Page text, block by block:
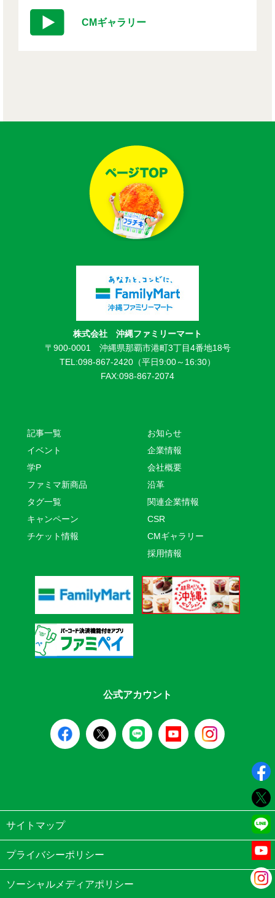
CMギャラリー
株式会社 沖縄ファミリーマート
〒900-0001 沖縄県那覇市港町3丁目4番地18号
TEL:098-867-2420（平日9:00～16:30）
FAX:098-867-2074
記事一覧
イベント
学P
ファミマ新商品
タグ一覧
キャンペーン
チケット情報
お知らせ
企業情報
会社概要
沿革
関連企業情報
CSR
CMギャラリー
採用情報
公式アカウント
サイトマップ
プライバシーポリシー
ソーシャルメディアポリシー